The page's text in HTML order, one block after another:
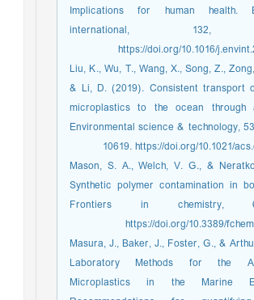
Implications for human health.
international, 132,
https://doi.org/10.1016/
Liu, K., Wu, T., Wang, X., Song, Z.,
& Li, D. (2019). Consistent transport
microplastics to the ocean through
Environmental science & technology,
10619. https://doi.org/10.1021/
Mason, S. A., Welch, V. G., &
Synthetic polymer contamination in
Frontiers in chemistry,
https://doi.org/10.3389/
Masura, J., Baker, J., Foster, G., &
Laboratory Methods for the
Microplastics in the Marine